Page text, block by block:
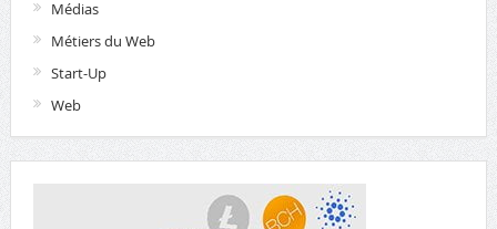
Médias
Métiers du Web
Start-Up
Web